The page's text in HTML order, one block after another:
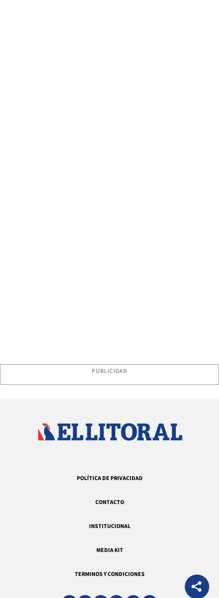
PUBLICIDAD
POLÍTICA DE PRIVACIDAD
CONTACTO
INSTITUCIONAL
MEDIA KIT
TERMINOS Y CONDICIONES